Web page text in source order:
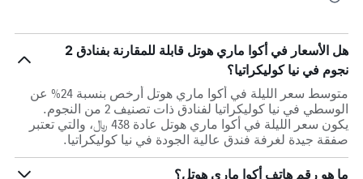
هل الأسعار في أكوا ماري هوتل قابلة للمقارنة بفنادق 2
نجوم في نيا كوليكراتيا؟
متوسط سعر الليلة في أكوا ماري هوتل أرخص بنسبة 24% عن
الوسطي في نيا كوليكراتيا لفنادق ذات تصنيف 2 من النجوم.
يكون سعر الليلة في أكوا ماري هوتل عادة 438 ﷼، والتي تعتبر
صفقة جيدة لغرفة فندق عالية الجودة في نيا كوليكراتيا.
ما هو رقم هاتف أكوا ماري هوتل؟